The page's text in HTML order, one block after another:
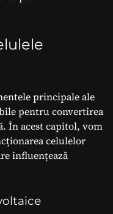
principale ale
pentru convertirea
În acest capitol, vom
celulelor
influențează